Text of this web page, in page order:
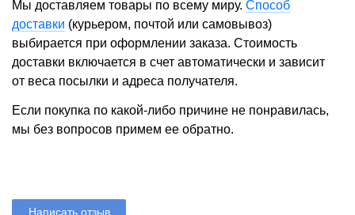
Мы доставляем товары по всему миру. Способ
доставки (курьером, почтой или самовывоз)
выбирается при оформлении заказа. Стоимость
доставки включается в счет автоматически и зависит
от веса посылки и адреса получателя.
Если покупка по какой-либо причине не понравилась,
мы без вопросов примем ее обратно.
Написать отзыв